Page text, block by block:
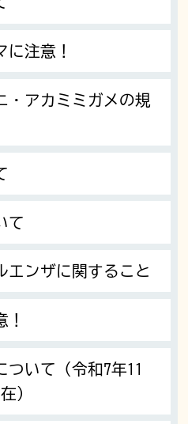
に注意！
・アカミミガメの規
て
エンザに関すること
！
ついて（令和7年11
）